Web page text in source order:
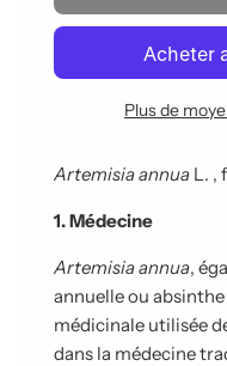
a
r
g
e
m
n
u
r
s
Plus de
Artemisia annua L. ,
1. Médecine
Artemisia annua,
annuelle ou
médicinale utilisée
dans la médecine